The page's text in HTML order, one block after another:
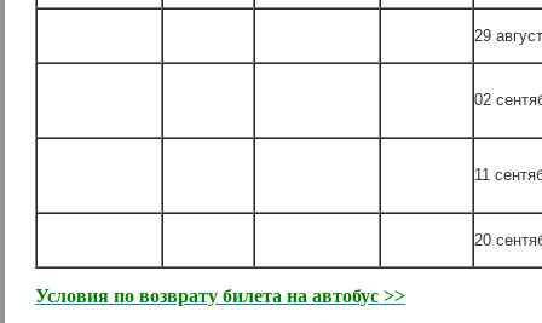
29
02
11
20
Условия по возврату билета на автобус >>